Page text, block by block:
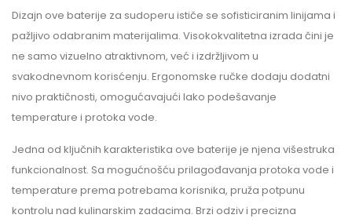
Dizajn ove baterije za sudoperu ističe se sofisticiranim linijama i
pažljivo odabranim materijalima. Visokokvalitetna izrada čini je
ne samo vizuelno atraktivnom, već i izdržljivom u
svakodnevnom korisćenju. Ergonomske ručke dodaju dodatni
nivo praktičnosti, omogućavajući lako podešavanje
temperature i protoka vode.
Jedna od ključnih karakteristika ove baterije je njena višestruka
funkcionalnost. Sa mogućnošću prilagođavanja protoka vode i
temperature prema potrebama korisnika, pruža potpunu
kontrolu nad kulinarskim zadacima. Brzi odziv i precizna